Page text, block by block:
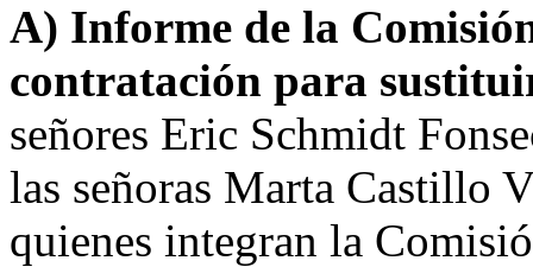
A) Informe de la
contratación para
señores Eric Schmidt
las señoras Marta Castillo
quienes integran la